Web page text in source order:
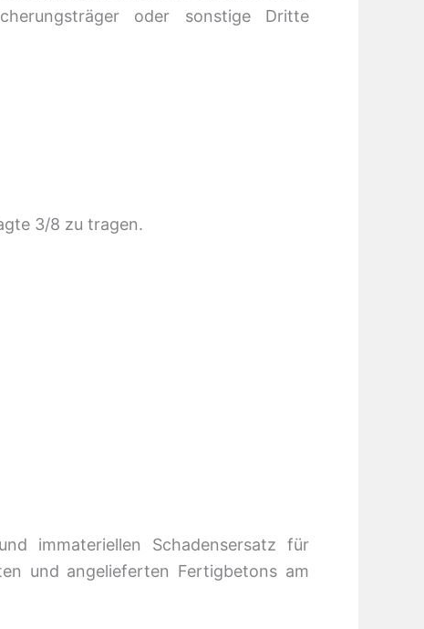
oder sonstige Dritte
3/8 zu tragen.
immateriellen Schadensersatz für
und angelieferten Fertigbetons am